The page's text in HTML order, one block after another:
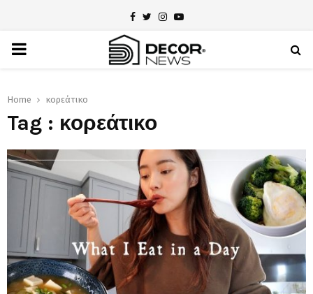
Facebook
TwitterInstagram
Youtube
PRIMARY
Home κορεάτικο
Tag : κορεάτικο